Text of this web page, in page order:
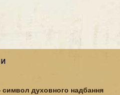
символ духовного надбання